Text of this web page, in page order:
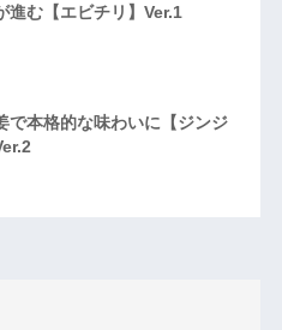
進む【エビチリ】Ver.1
で本格的な味わいに【ジンジ